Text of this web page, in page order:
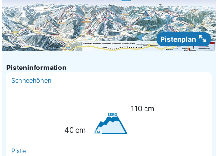
Pistenplan
Pisteninformation
Schneehöhen
40 cm
110 cm
Piste